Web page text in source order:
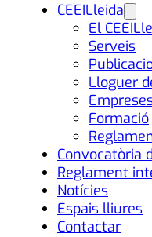
CEEILleida
El
Serveis
Lloguer
Formació
Convocatòria
Reglament
Notícies
Espais lliures
Contactar